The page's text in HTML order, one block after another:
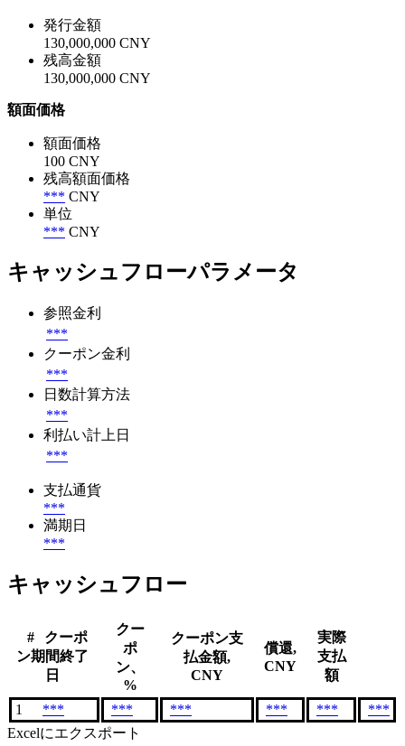
発行金額
130,000,000 CNY
残高金額
130,000,000 CNY
額面価格
額面価格
100 CNY
残高額面価格
*** CNY
単位
*** CNY
キャッシュフローパラメータ
参照金利
***
クーポン金利
***
日数計算方法
***
利払い計上日
***
支払通貨
***
満期日
***
キャッシュフロー
#
クーポ
ン期間終了
日
クー
ポ
ン、
%
クーポン支
払金額,
CNY
償還,
CNY
実際
支払
額
1 *** *** *** *** ***
***
Excelにエクスポート